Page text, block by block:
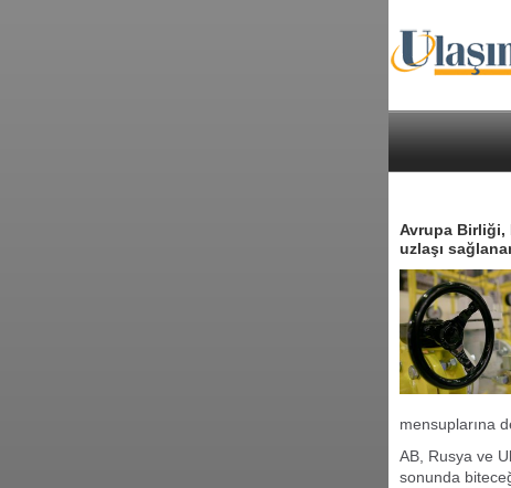
Avrupa Birliği,
uzlaşı
mensuplarına
AB, Rusya ve
sonunda